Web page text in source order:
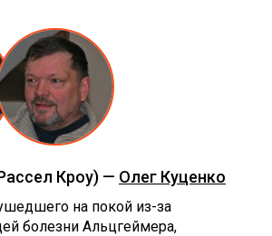
Кроу) — Олег Куценко
на покой из-за
болезни Альцгеймера,